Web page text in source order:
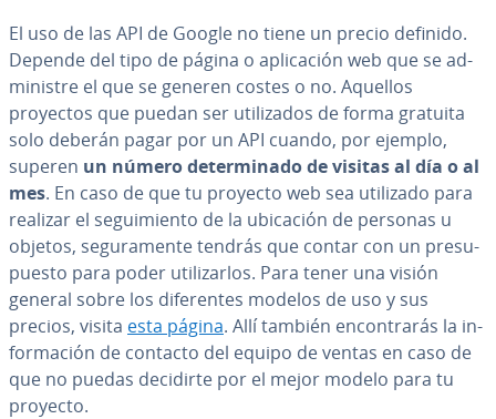
El uso de las API de Google no tiene un precio definido.
Depende del tipo de página o apli­ca­ción web que se ad­
mi­ni­s­tre el que se generen costes o no. Aquellos
proyectos que puedan ser uti­li­za­dos de forma gratuita
solo deberán pagar por un API cuando, por ejemplo,
superen un número de­te­r­mi­na­do de visitas al día o al
mes. En caso de que tu proyecto web sea utilizado para
realizar el se­gui­mie­n­to de la ubicación de personas u
objetos, se­gu­ra­me­n­te tendrás que contar con un pre­su­
pue­s­to para poder uti­li­zar­los. Para tener una visión
general sobre los di­fe­re­n­tes modelos de uso y sus
precios, visita esta página. Allí también en­co­n­tra­rás la in­
fo­r­ma­ción de contacto del equipo de ventas en caso de
que no puedas decidirte por el mejor modelo para tu
proyecto.